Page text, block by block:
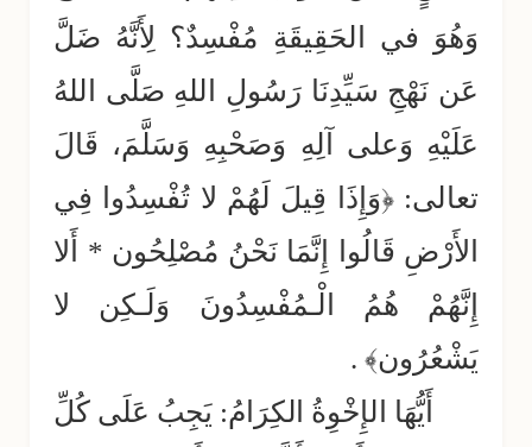
وَهُوَ في الحَقِيقَةِ مُفْسِدٌ؟ لِأَنَّهُ ضَلَّ
عَن نَهْجِ سَيِّدِنَا رَسُولِ اللهِ صَلَّى اللهُ
عَلَيْهِ وَعلى آلِهِ وَصَحْبِهِ وَسَلَّمَ، قَالَ
تعالى: ﴿وَإِذَا قِيلَ لَهُمْ لا تُفْسِدُوا فِي
الأَرْضِ قَالُوا إِنَّمَا نَحْنُ مُصْلِحُون * أَلا
إِنَّهُمْ هُمُ الْـمُفْسِدُونَ وَلَـكِن لا
يَشْعُرُون﴾ .
أَيُّهَا الإِخْوِةُ الكِرَامُ: يَجِبُ عَلَى كُلِّ